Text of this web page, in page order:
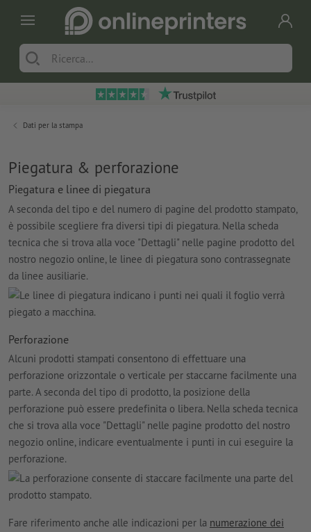
Dati per la stampa
Piegatura & perforazione
Piegatura e linee di piegatura
A seconda del tipo e del numero di pagine del prodotto stampato,
è possibile scegliere fra diversi tipi di piegatura. Nella scheda
tecnica che si trova alla voce "Dettagli" nelle pagine prodotto del
nostro negozio online, le linee di piegatura sono contrassegnate
da linee ausiliarie.
Perforazione
Alcuni prodotti stampati consentono di effettuare una
perforazione orizzontale o verticale per staccarne facilmente una
parte. A seconda del tipo di prodotto, la posizione della
perforazione può essere predefinita o libera. Nella scheda tecnica
che si trova alla voce "Dettagli" nelle pagine prodotto del nostro
negozio online, indicare eventualmente i punti in cui eseguire la
perforazione.
Fare riferimento anche alle indicazioni per la numerazione dei